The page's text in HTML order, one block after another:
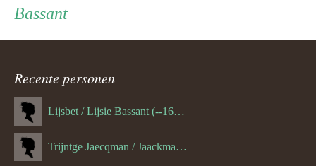
ouder
navigatie
Bassant
Recente personen
Lijsbet / Lijsie Bassant (--1687)
Trijntge Jaecqman / Jaackman (--1651)